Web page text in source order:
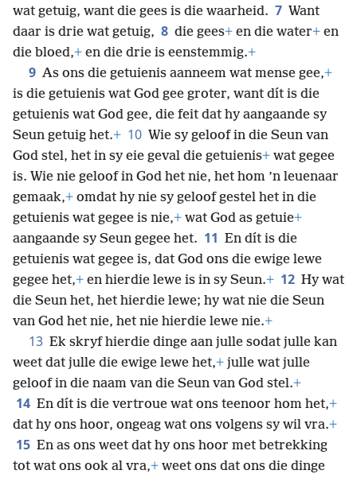
wat getuig, want die gees is die waarheid. 7 Want
daar is drie wat getuig, 8 die gees+ en die water+ en
die bloed,+ en die drie is eenstemmig.+
9 As ons die getuienis aanneem wat mense gee,+
is die getuienis wat God gee groter, want dít is die
getuienis wat God gee, die feit dat hy aangaande sy
Seun getuig het.+ 10 Wie sy geloof in die Seun van
God stel, het in sy eie geval die getuienis+ wat gegee
is. Wie nie geloof in God het nie, het hom ’n leuenaar
gemaak,+ omdat hy nie sy geloof gestel het in die
getuienis wat gegee is nie,+ wat God as getuie+
aangaande sy Seun gegee het. 11 En dít is die
getuienis wat gegee is, dat God ons die ewige lewe
gegee het,+ en hierdie lewe is in sy Seun.+ 12 Hy wat
die Seun het, het hierdie lewe; hy wat nie die Seun
van God het nie, het nie hierdie lewe nie.+
13 Ek skryf hierdie dinge aan julle sodat julle kan
weet dat julle die ewige lewe het,+ julle wat julle
geloof in die naam van die Seun van God stel.+
14 En dít is die vertroue wat ons teenoor hom het,+
dat hy ons hoor, ongeag wat ons volgens sy wil vra.+
15 En as ons weet dat hy ons hoor met betrekking
tot wat ons ook al vra,+ weet ons dat ons die dinge